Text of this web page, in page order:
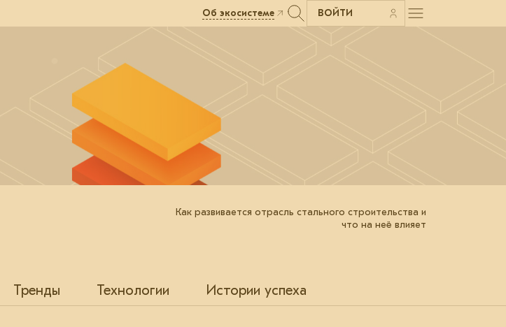
Об экосистеме ВОЙТИ
Как развивается отрасль стального строительства и
что на неё влияет
Тренды Технологии Истории успеха